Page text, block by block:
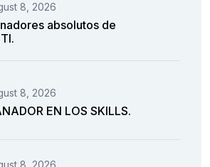
8, 2026
absolutos de
8, 2026
EN LOS SKILLS.
8, 2026